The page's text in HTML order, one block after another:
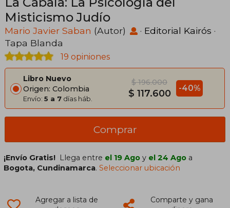
Misticismo Judío
Mario Javier Saban (Autor) · Editorial Kairós ·
Tapa Blanda
19 opiniones
Libro Nuevo
Origen: Colombia
Envío: 5 a 7 días háb.
$ 196.000
$ 117.600 -40%
Comprar
¡Envío Gratis! Llega entre el 19 Ago y el 24 Ago a
Bogota, Cundinamarca.Seleccionar ubicación
Agregar a lista de
Comparte y gana